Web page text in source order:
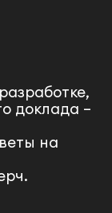
доклада –
на